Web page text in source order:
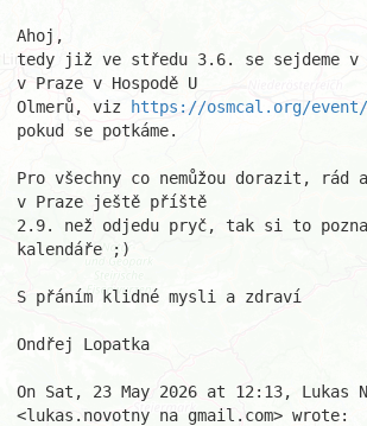
Ahoj,
tedy již ve středu 3.6. se sejdeme v
v Praze v Hospodě U
Olmerů, viz
https://osmcal.org/event/
pokud se potkáme.
Pro všechny co nemůžou dorazit, rád
v Praze ještě příště
2.9. než odjedu pryč, tak si to
kalendáře ;)
S přáním klidné mysli a zdraví
Ondřej Lopatka
On Sat, 23 May 2026 at 12:13, Lukas
<lukas.novotny na gmail.com> wrote: